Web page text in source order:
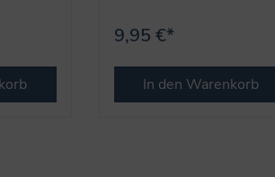
9,95 €*
In den Warenkorb